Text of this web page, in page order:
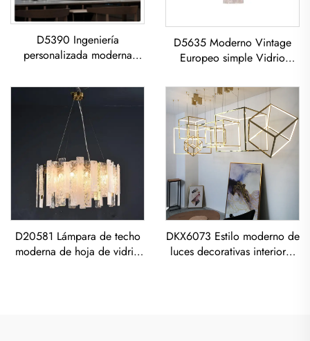
D5390 Ingeniería
personalizada moderna
comedor hierro acrílico led
Candelabro
D5635 Moderno Vintage
Europeo simple Vidrio
comedor led Candelabro
D20581 Lámpara de techo
moderna de hoja de vidrio
DKX6073 Estilo moderno de
luces decorativas interiores